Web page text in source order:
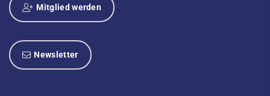
Mitglied werden
Newsletter